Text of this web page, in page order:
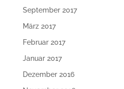
September 2017
März 2017
Februar 2017
Januar 2017
Dezember 2016